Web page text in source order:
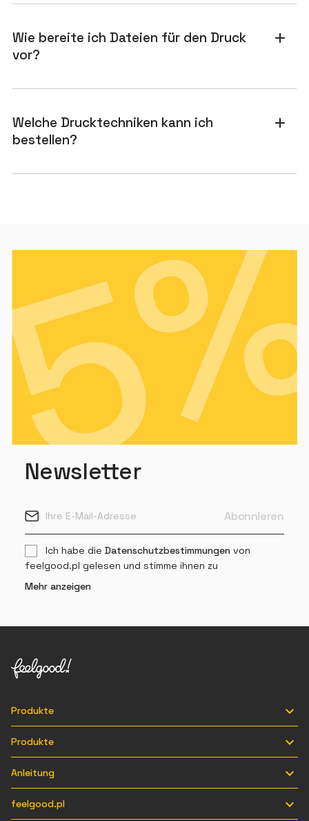
Wie bereite ich Dateien für den Druck
vor?
add
Welche Drucktechniken kann ich
bestellen?
add
Newsletter
Ich habe die Datenschutzbestimmungenvon
feelgood.pl gelesen und stimme ihnen zu
Mehr anzeigen
Produkte 
Produkte 
Anleitung 
feelgood.pl 